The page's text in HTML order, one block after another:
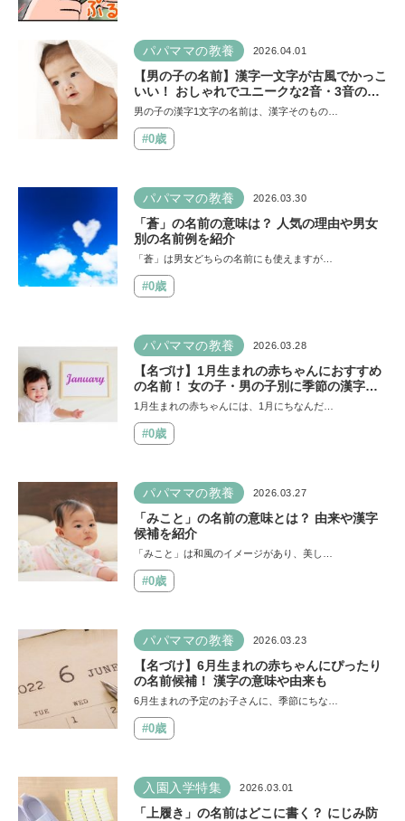
パパママの教養 2026.04.01
【男の子の名前】漢字一文字が古風でかっこ
いい！ おしゃれでユニークな2音・3音の名
前一覧もリストアップ
男の子の漢字1文字の名前は、漢字そのもの…
#0歳
パパママの教養 2026.03.30
「蒼」の名前の意味は？ 人気の理由や男女
別の名前例を紹介
「蒼」は男女どちらの名前にも使えますが…
#0歳
パパママの教養 2026.03.28
【名づけ】1月生まれの赤ちゃんにおすすめ
の名前！ 女の子・男の子別に季節の漢字も
紹介
1月生まれの赤ちゃんには、1月にちなんだ…
#0歳
パパママの教養 2026.03.27
「みこと」の名前の意味とは？ 由来や漢字
候補を紹介
「みこと」は和風のイメージがあり、美し…
#0歳
パパママの教養 2026.03.23
【名づけ】6月生まれの赤ちゃんにぴったり
の名前候補！ 漢字の意味や由来も
6月生まれの予定のお子さんに、季節にちな…
#0歳
入園入学特集 2026.03.01
「上履き」の名前はどこに書く？ にじみ防